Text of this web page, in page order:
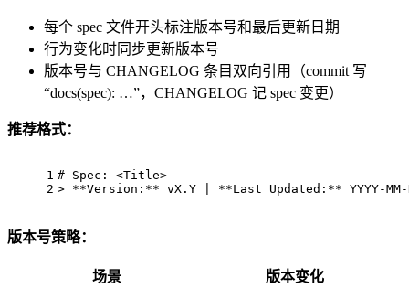
每个 spec 文件开头标注版本号和最后更新日期
行为变化时同步更新版本号
版本号与 CHANGELOG 条目双向引用（commit 写
“docs(spec): …”，CHANGELOG 记 spec 变更）
推荐格式：
1
2
# Spec: <Title>
> **Version:** vX.Y | **Last Updated:** YYYY-MM-
版本号策略：
场景 版本变化